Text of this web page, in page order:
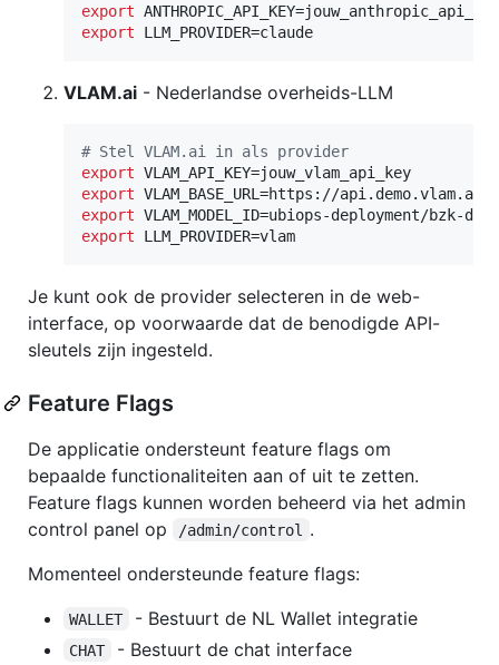
export
export LLM_PROVIDER=claude
VLAM.ai - Nederlandse overheids-LLM
# Stel VLAM.ai in als provider
export
export
export
export LLM_PROVIDER=vlam
Je kunt ook de provider selecteren in de web-
interface, op voorwaarde dat de benodigde API-
sleutels zijn ingesteld.
Feature Flags
De applicatie ondersteunt feature flags om
bepaalde functionaliteiten aan of uit te zetten.
Feature flags kunnen worden beheerd via het admin
control panel op
/admin/control
.
Momenteel ondersteunde feature flags:
WALLET - Bestuurt de NL Wallet integratie
CHAT
- Bestuurt de chat interface